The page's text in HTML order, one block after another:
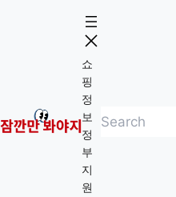
로
쇼
핑
정
보
정
부
지
원
검